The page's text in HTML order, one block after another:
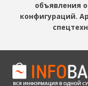
объявления
конфигураций.